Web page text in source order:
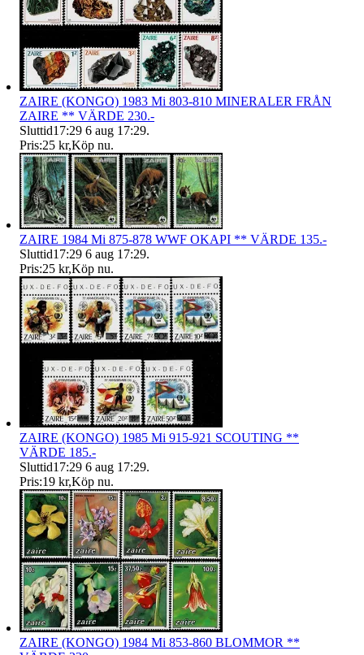
ZAIRE (KONGO) 1983 Mi 803-810 MINERALER FRÅN
ZAIRE ** VÄRDE 230.-
Sluttid17:29 6 aug 17:29.
Pris:25 kr,Köp nu.
ZAIRE 1984 Mi 875-878 WWF OKAPI ** VÄRDE 135.-
Sluttid17:29 6 aug 17:29.
Pris:25 kr,Köp nu.
ZAIRE (KONGO) 1985 Mi 915-921 SCOUTING **
VÄRDE 185.-
Sluttid17:29 6 aug 17:29.
Pris:19 kr,Köp nu.
ZAIRE (KONGO) 1984 Mi 853-860 BLOMMOR **